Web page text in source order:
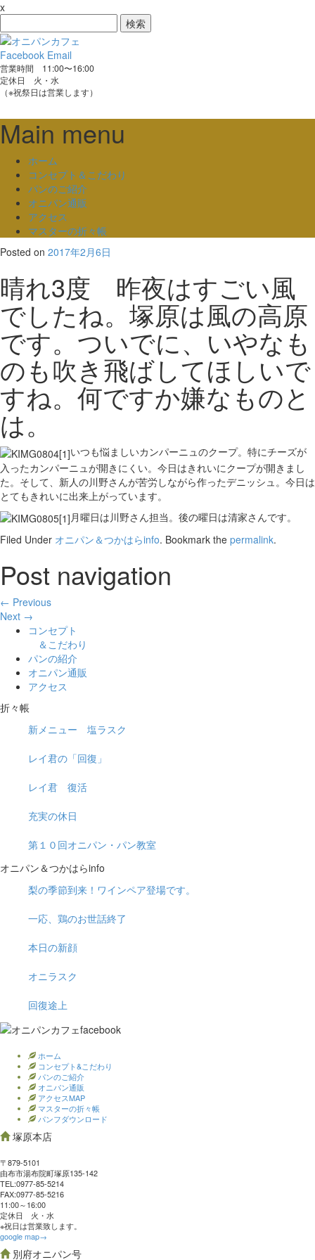
x
索:
Facebook Email
営業時間 11:00〜16:00
定休日 火・水
（※祝祭日は営業します）
Main menu
Skip
content
ホーム
コンセプト＆こだわり
パンのご紹介
オニパン通販
アクセス
マスターの折々帳
Posted on 2017年2月6日
晴れ3度 昨夜はすごい風
でしたね。塚原は風の高原
です。ついでに、いやなも
のも吹き飛ばしてほしいで
すね。何ですか嫌なものと
は。
いつも悩ましいカンパーニュのクープ。特にチーズが
入ったカンパーニュが開きにくい。今日はきれいにクープが開きまし
た。そして、新人の川野さんが苦労しながら作ったデニッシュ。今日は
とてもきれいに出来上がっています。
月曜日は川野さん担当。後の曜日は清家さんです。
Filed Under オニパン＆つかはらinfo. Bookmark the permalink.
Post navigation
← Previous
Next →
コンセプト
＆こだわり
パンの紹介
オニパン通販
アクセス
折々帳
新メニュー 塩ラスク
レイ君の「回復」
レイ君 復活
充実の休日
第１０回オニパン・パン教室
オニパン＆つかはらinfo
梨の季節到来！ワインペア登場です。
一応、鶏のお世話終了
本日の新顔
オニラスク
回復途上
ホーム
コンセプト&こだわり
パンのご紹介
オニパン通販
アクセスMAP
マスターの折々帳
パンフダウンロード
塚原本店
〒879-5101
由布市湯布院町塚原135-142
TEL:0977‐85-5214
FAX:0977‐85-5216
11:00～16:00
定休日 火・水
※祝日は営業致します。
google map→
別府オニパン号